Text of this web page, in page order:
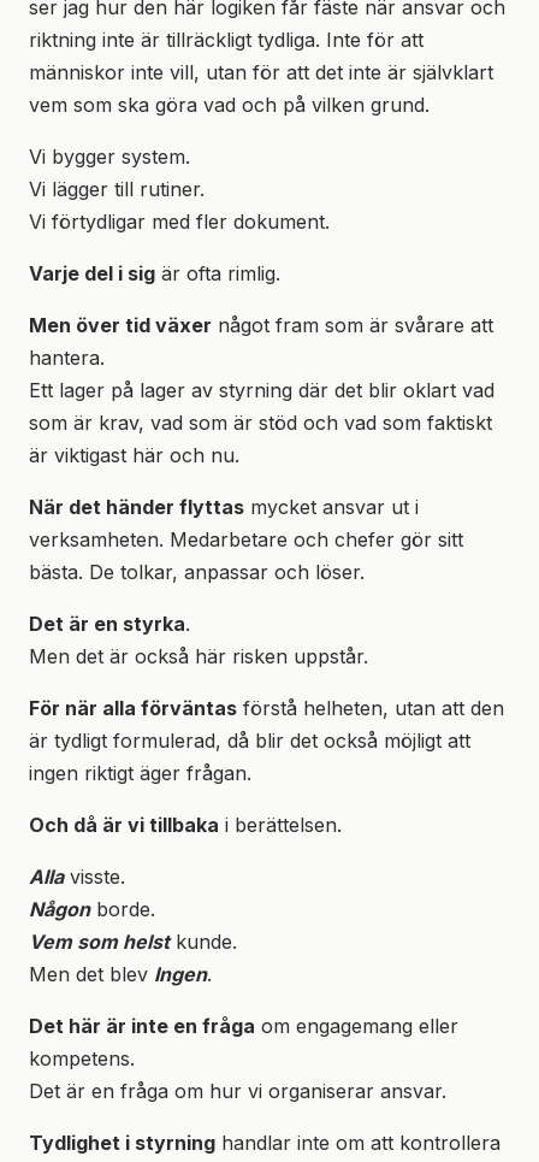
ser jag hur den här logiken får fäste när ansvar och
riktning inte är tillräckligt tydliga. Inte för att
människor inte vill, utan för att det inte är självklart
vem som ska göra vad och på vilken grund.
Vi bygger system.
Vi lägger till rutiner.
Vi förtydligar med fler dokument.
Varje del i sig är ofta rimlig.
Men över tid växer något fram som är svårare att
hantera.
Ett lager på lager av styrning där det blir oklart vad
som är krav, vad som är stöd och vad som faktiskt
är viktigast här och nu.
När det händer flyttas mycket ansvar ut i
verksamheten. Medarbetare och chefer gör sitt
bästa. De tolkar, anpassar och löser.
Det är en styrka.
Men det är också här risken uppstår.
För när alla förväntas förstå helheten, utan att den
är tydligt formulerad, då blir det också möjligt att
ingen riktigt äger frågan.
Och då är vi tillbaka i berättelsen.
Allavisste.
Någonborde.
Vem som helstkunde.
Men det blev Ingen.
Det här är inte en fråga om engagemang eller
kompetens.
Det är en fråga om hur vi organiserar ansvar.
Tydlighet i styrning handlar inte om att kontrollera